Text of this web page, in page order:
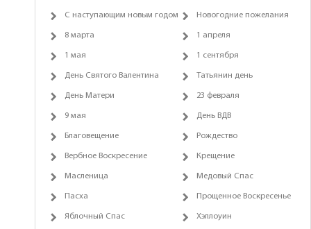
С наступающим новым годом Новогодние пожелания
8 марта 1 апреля
1 мая 1 сентября
День Святого Валентина Татьянин день
День Матери 23 февраля
9 мая День ВДВ
Благовещение Рождество
Вербное Воскресение Крещение
Масленица Медовый Спас
Пасха Прощенное Воскресенье
Яблочный Спас Хэллоуин